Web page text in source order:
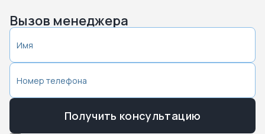
Вызов менеджера
Получить консультацию